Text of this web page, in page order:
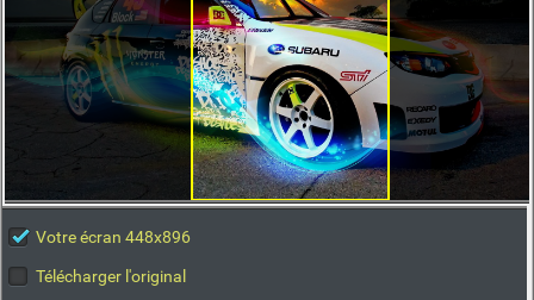
Votre écran 448x896
Télécharger l'original